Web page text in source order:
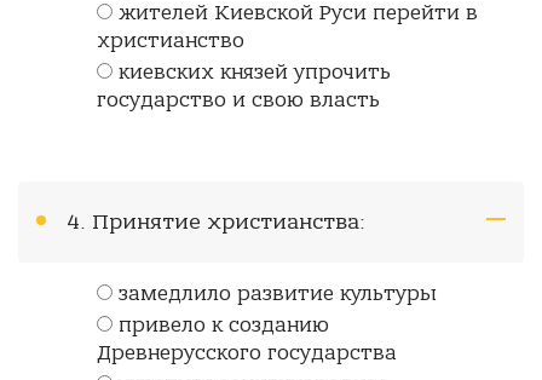
жителей Киевской Руси перейти в
христианство
киевских князей упрочить
государство и свою власть
4. Принятие христианства:
замедлило развитие культуры
привело к созданию
Древнерусского государства